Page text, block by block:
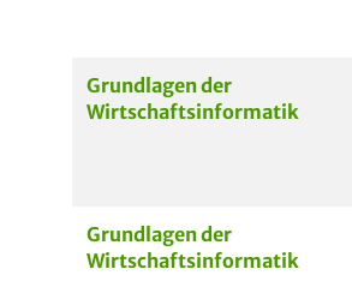
Grundlagen der
Wirtschaftsinformatik
Grundlagen der
Wirtschaftsinformatik